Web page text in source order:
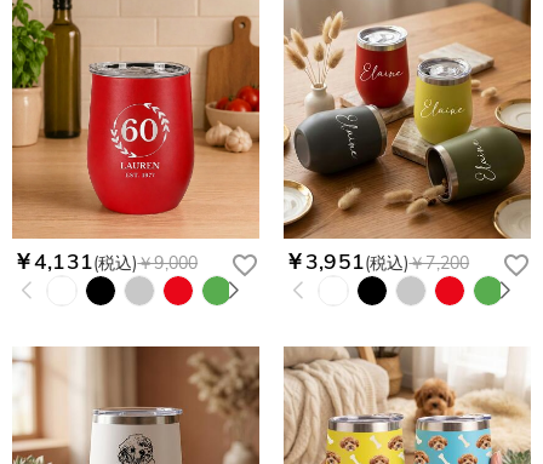
￥4,131(税込)￥9,000 ￥3,951(税込)￥7,200